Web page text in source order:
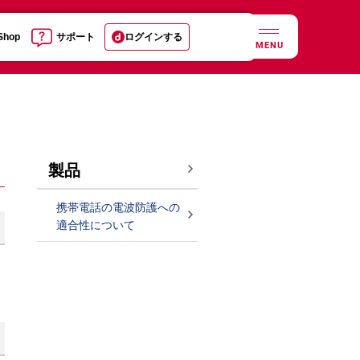
サポート ログインする
MENU
製品
携帯電話の電波防護への
適合性について